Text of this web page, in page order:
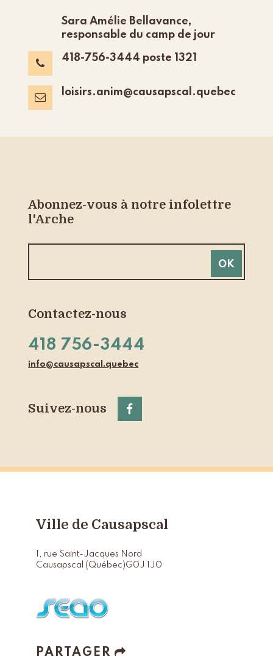
Sara Amélie Bellavance,
responsable du camp de jour
 418-756-3444 poste 1321
 loisirs.anim@causapscal.quebec
Abonnez-vous à notre infolettre
l'Arche
Contactez-nous
418 756-3444
info@causapscal.quebec
Suivez-nous
Ville de Causapscal
1, rue Saint-Jacques Nord
Causapscal (Québec)G0J 1J0
PARTAGER